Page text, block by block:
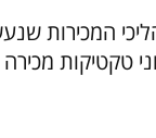
המכירות
טקטיקות